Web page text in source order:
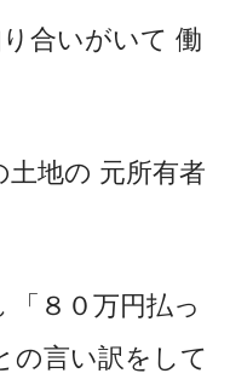
合いがいて 働
地の 元所有者
８０万円払っ
の言い訳をして